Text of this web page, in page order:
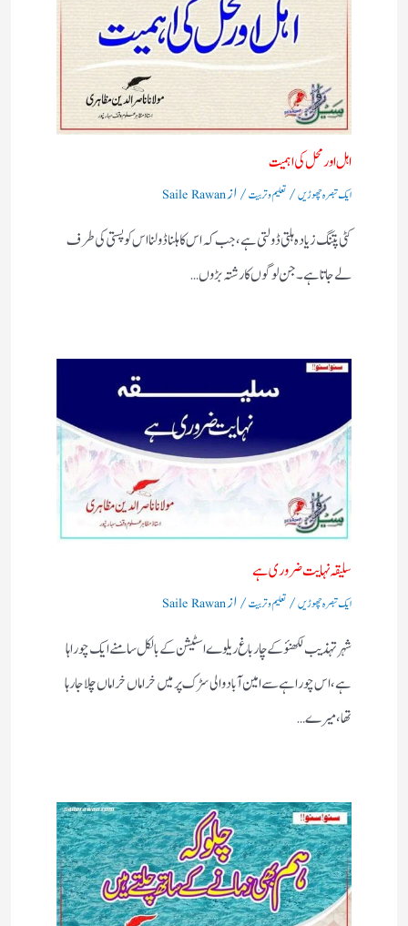
اہل اورمحل کی اہمیت
ایک تبصرہ چھوڑیں/ تعلیم و تربیت/ ازSaile Rawan
کٹی پتنگ زیادہ ہلتی ڈولتی ہے ، جب کہ اس کا ہلنا ڈولنا اس کو پستی کی طرف
لے جاتا ہے۔جن لوگوں کا رشتہ بڑوں…
سلیقہ نہایت ضروری ہے
ایک تبصرہ چھوڑیں/ تعلیم و تربیت/ ازSaile Rawan
شہر تہذیب لکھنؤکے چارباغ ریلوے اسٹیشن کے بالکل سامنے ایک چوراہا
ہے ،اس چوراہے سے امین آباد والی سڑک پرمیں خراماں خراماں چلاجا رہا
تھا،میرے…